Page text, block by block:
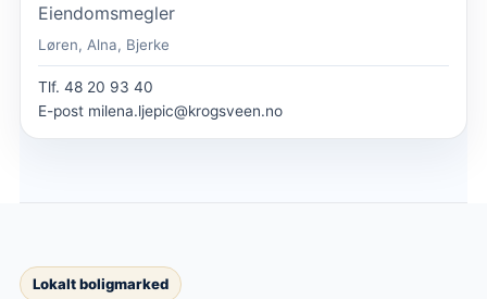
Eiendomsmegler
Løren, Alna, Bjerke
Tlf. 48 20 93 40
E-post milena.ljepic@krogsveen.no
Lokalt boligmarked